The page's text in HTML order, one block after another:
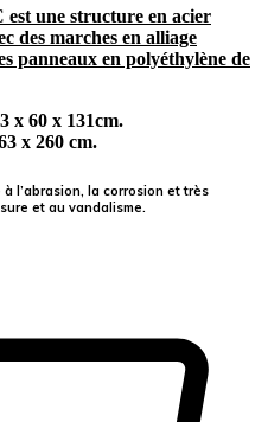
une structure en acier
des marches en alliage
panneaux en polyéthylène de
x 60 x 131cm.
x 260 cm.
l’abrasion, la corrosion et très
et au vandalisme.